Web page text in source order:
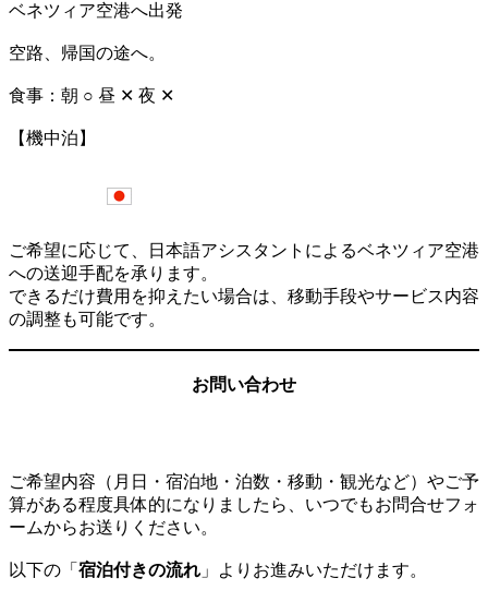
ベネツィア空港へ出発
空路、帰国の途へ。
食事：朝 ○ 昼 ✕ 夜 ✕
【機中泊】
ご希望に応じて、日本語アシスタントによるベネツィア空港
への送迎手配を承ります。
できるだけ費用を抑えたい場合は、移動手段やサービス内容
の調整も可能です。
お問い合わせ
ご希望内容（月日・宿泊地・泊数・移動・観光など）やご予
算がある程度具体的になりましたら、いつでもお問合せフォ
ームからお送りください。
以下の 「 宿泊付きの流れ 」 よりお進みいただけます。